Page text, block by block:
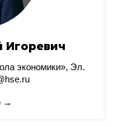
Игоревич
экономики», Эл.
→